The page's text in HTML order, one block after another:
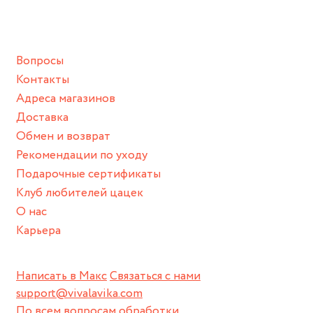
спортивный инвентарь).
Храните изделие в сухом месте.
Для надежного хранения мы доставляем все изделия в
нашей фирменной коробке или упаковке бренда.
Пожалуйста, используйте эту упаковку для хранения,
пока не носите украшение на себе.
Написать в МаксСвязаться с нами
support@vivalavika.com
Вопросы
Контакты
Адреса магазинов
Доставка
Обмен и возврат
Рекомендации по уходу
Подарочные сертификаты
Клуб любителей цацек
О нас
Карьера